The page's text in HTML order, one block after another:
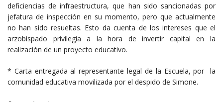
deficiencias de infraestructura, que han sido sancionadas por
jefatura de inspección en su momento, pero que actualmente
no han sido resueltas. Esto da cuenta de los intereses que el
arzobispado privilegia a la hora de invertir capital en la
realización de un proyecto educativo.
* Carta entregada al representante legal de la Escuela, por la
comunidad educativa movilizada por el despido de Simone.